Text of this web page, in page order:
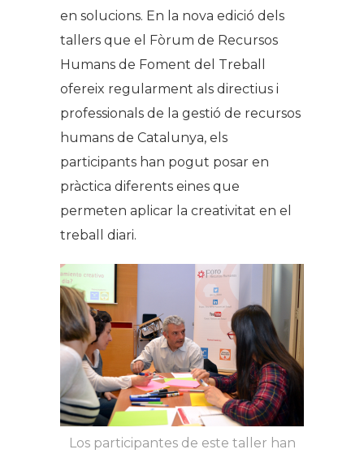
en solucions. En la nova edició dels
tallers que el Fòrum de Recursos
Humans de Foment del Treball
ofereix regularment als directius i
professionals de la gestió de recursos
humans de Catalunya, els
participants han pogut posar en
pràctica diferents eines que
permeten aplicar la creativitat en el
treball diari.
Los participantes de este taller han